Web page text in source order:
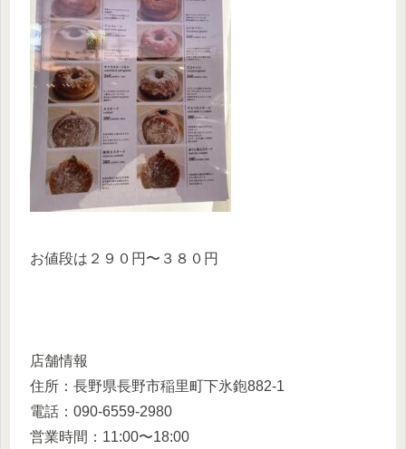
お値段は２９０円〜３８０円
店舗情報
住所：長野県長野市稲里町下氷鉋882-1
電話：090-6559-2980
営業時間：11:00〜18:00